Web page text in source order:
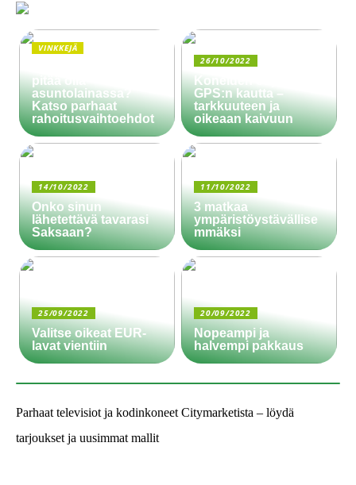
VINKKEJÄ
pitää olla
asuntolainassa?
Katso parhaat
rahoitusvaihtoehdot
26/10/2022
Koneiden ohjaus
GPS:n kautta –
tarkkuuteen ja
oikeaan kaivuun
14/10/2022
Onko sinun
lähetettävä tavarasi
Saksaan?
11/10/2022
3 matkaa
ympäristöystävällise
mmäksi
25/09/2022
Valitse oikeat EUR-
lavat vientiin
20/09/2022
Nopeampi ja
halvempi pakkaus
Parhaat televisiot ja kodinkoneet Citymarketista – löydä
tarjoukset ja uusimmat mallit